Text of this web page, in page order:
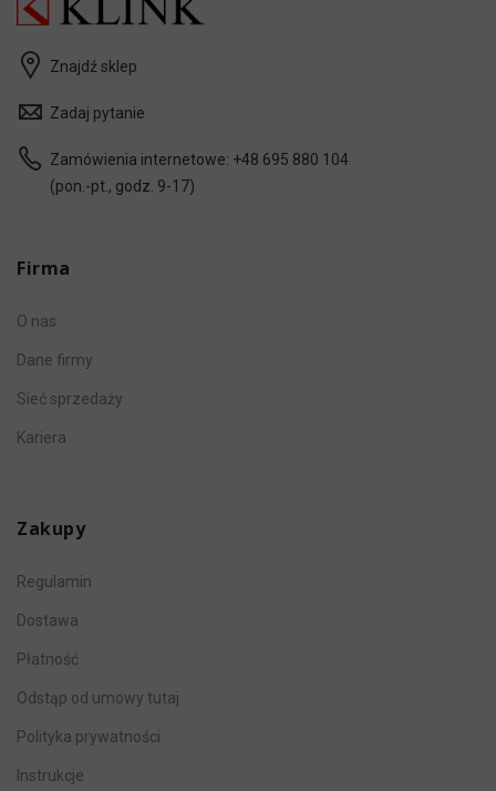
Znajdź sklep
Zadaj pytanie
Zamówienia internetowe: +48 695 880 104
(pon.-pt., godz. 9-17)
Firma
O nas
Dane firmy
Sieć sprzedaży
Kariera
Zakupy
Regulamin
Dostawa
Płatność
Odstąp od umowy tutaj
Polityka prywatności
Instrukcje